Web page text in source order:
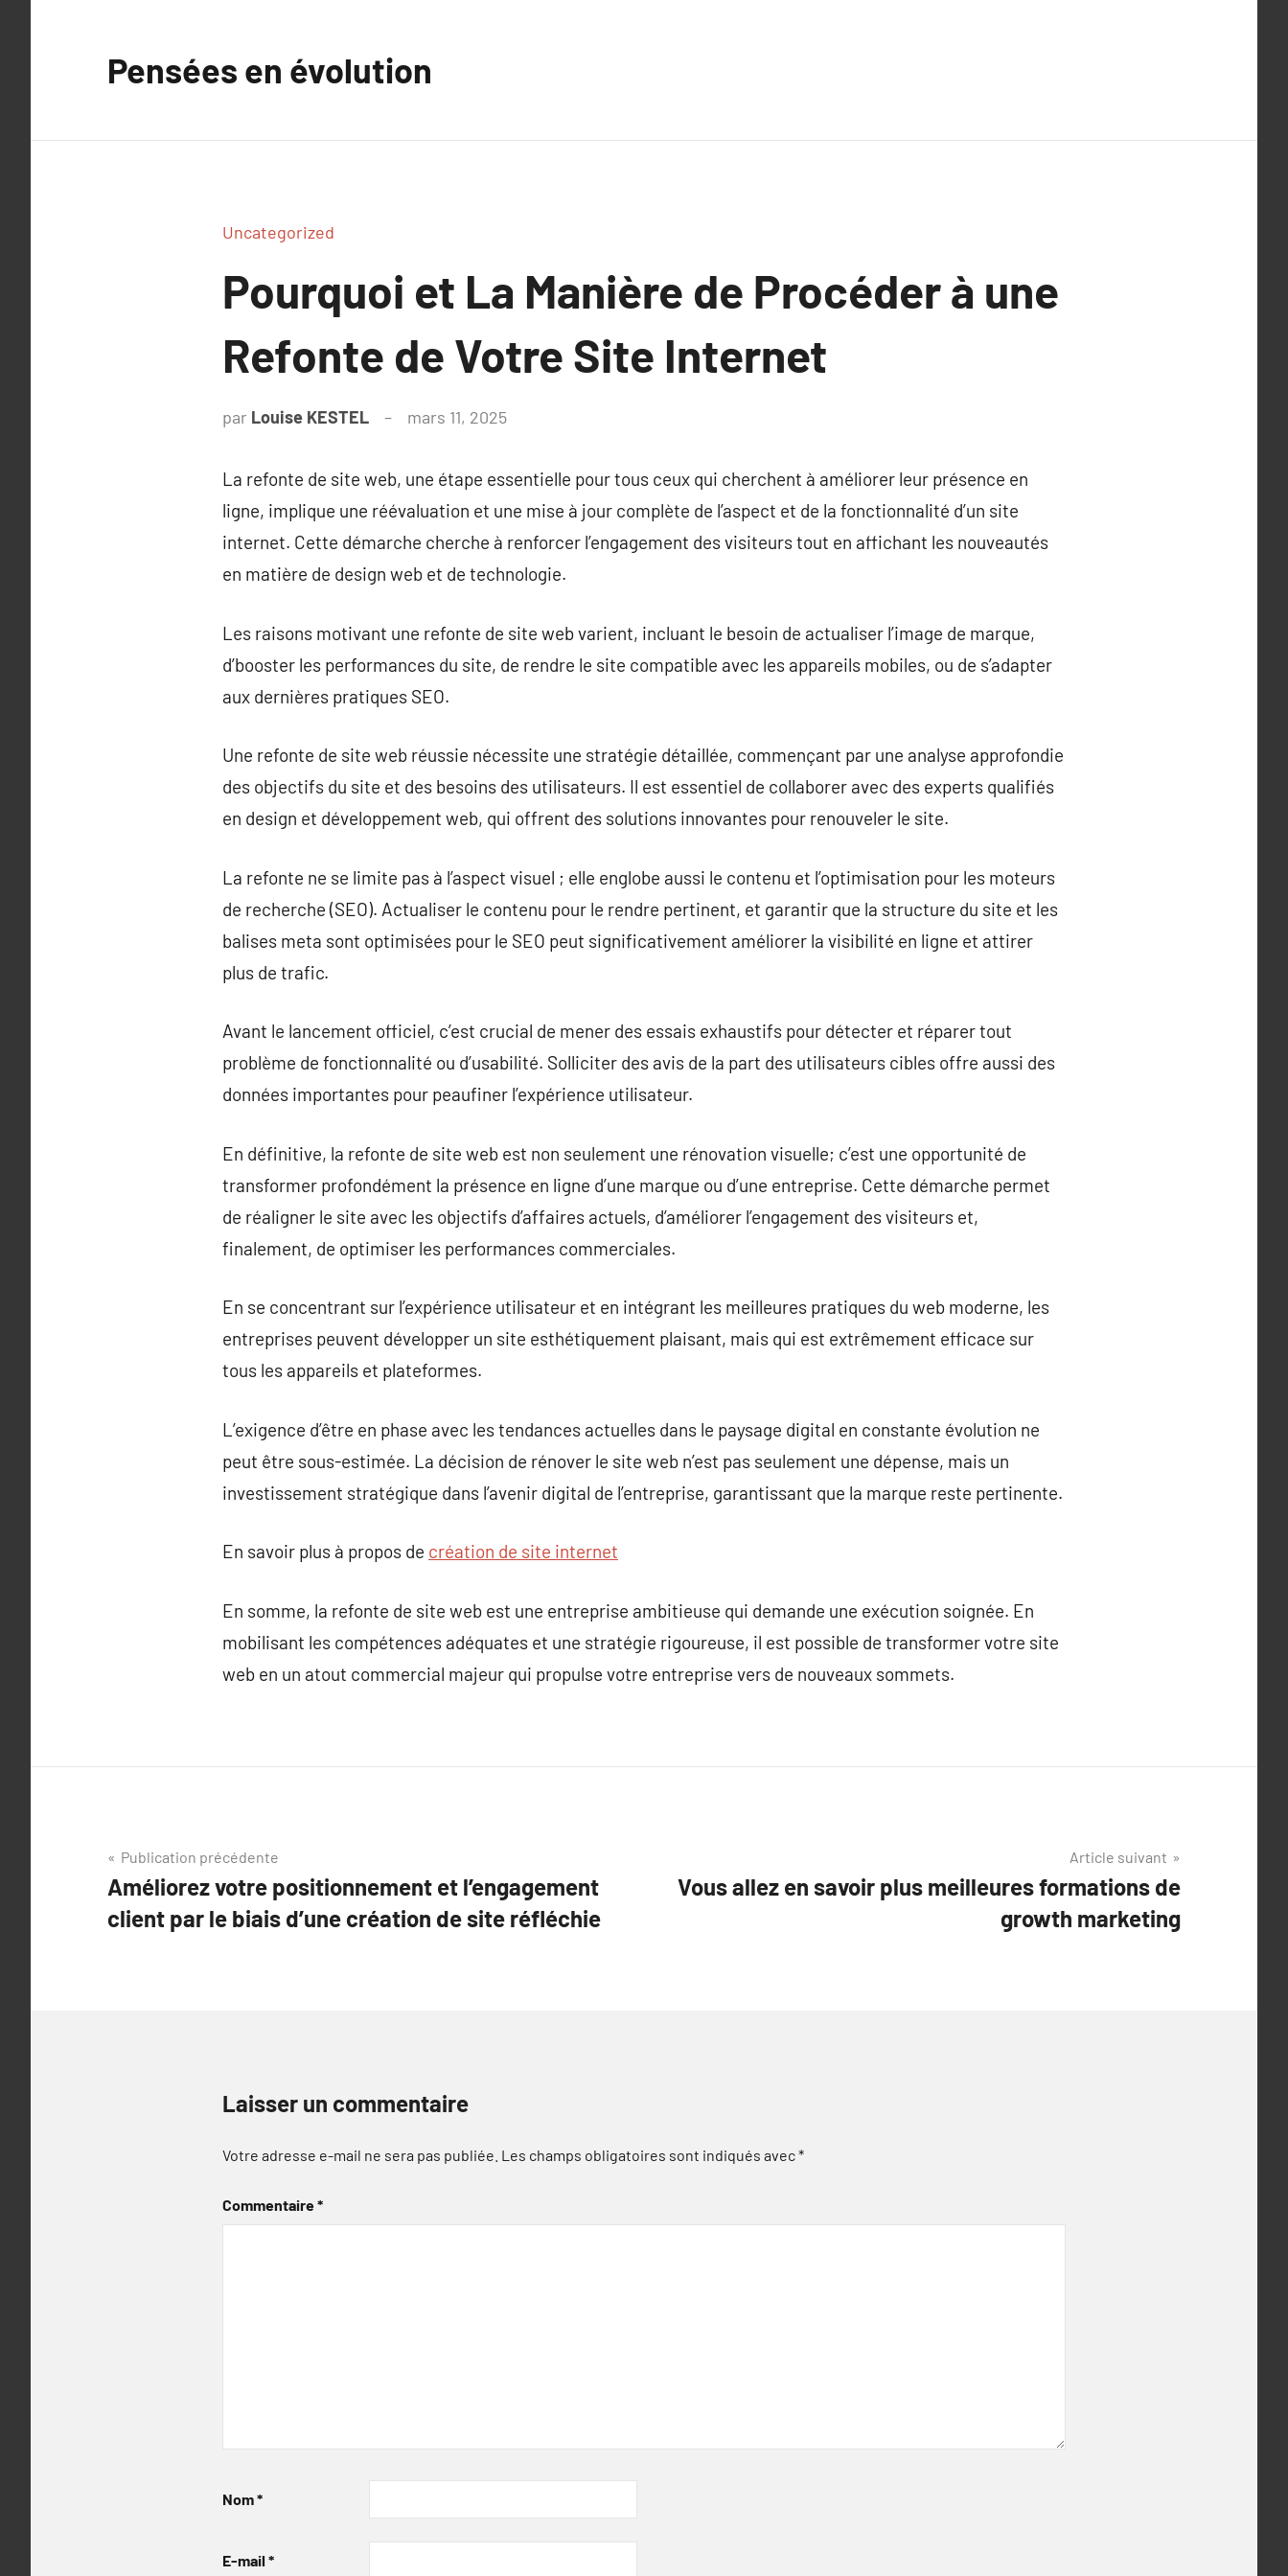
Pensées en évolution
Uncategorized
Pourquoi et La Manière de Procéder à une
Refonte de Votre Site Internet
par Louise KESTEL mars 11, 2025
La refonte de site web, une étape essentielle pour tous ceux qui cherchent à améliorer leur présence en
ligne, implique une réévaluation et une mise à jour complète de l’aspect et de la fonctionnalité d’un site
internet. Cette démarche cherche à renforcer l’engagement des visiteurs tout en affichant les nouveautés
en matière de design web et de technologie.
Les raisons motivant une refonte de site web varient, incluant le besoin de actualiser l’image de marque,
d’booster les performances du site, de rendre le site compatible avec les appareils mobiles, ou de s’adapter
aux dernières pratiques SEO.
Une refonte de site web réussie nécessite une stratégie détaillée, commençant par une analyse approfondie
des objectifs du site et des besoins des utilisateurs. Il est essentiel de collaborer avec des experts qualifiés
en design et développement web, qui offrent des solutions innovantes pour renouveler le site.
La refonte ne se limite pas à l’aspect visuel ; elle englobe aussi le contenu et l’optimisation pour les moteurs
de recherche (SEO). Actualiser le contenu pour le rendre pertinent, et garantir que la structure du site et les
balises meta sont optimisées pour le SEO peut significativement améliorer la visibilité en ligne et attirer
plus de trafic.
Avant le lancement officiel, c’est crucial de mener des essais exhaustifs pour détecter et réparer tout
problème de fonctionnalité ou d’usabilité. Solliciter des avis de la part des utilisateurs cibles offre aussi des
données importantes pour peaufiner l’expérience utilisateur.
En définitive, la refonte de site web est non seulement une rénovation visuelle; c’est une opportunité de
transformer profondément la présence en ligne d’une marque ou d’une entreprise. Cette démarche permet
de réaligner le site avec les objectifs d’affaires actuels, d’améliorer l’engagement des visiteurs et,
finalement, de optimiser les performances commerciales.
En se concentrant sur l’expérience utilisateur et en intégrant les meilleures pratiques du web moderne, les
entreprises peuvent développer un site esthétiquement plaisant, mais qui est extrêmement efficace sur
tous les appareils et plateformes.
L’exigence d’être en phase avec les tendances actuelles dans le paysage digital en constante évolution ne
peut être sous-estimée. La décision de rénover le site web n’est pas seulement une dépense, mais un
investissement stratégique dans l’avenir digital de l’entreprise, garantissant que la marque reste pertinente.
En savoir plus à propos de création de site internet
En somme, la refonte de site web est une entreprise ambitieuse qui demande une exécution soignée. En
mobilisant les compétences adéquates et une stratégie rigoureuse, il est possible de transformer votre site
web en un atout commercial majeur qui propulse votre entreprise vers de nouveaux sommets.
Navigation
de
l’article
Publication précédente
Améliorez votre positionnement et l’engagement
client par le biais d’une création de site réfléchie
Article suivant
Vous allez en savoir plus meilleures formations de
growth marketing
Laisser un commentaire
Votre adresse e-mail ne sera pas publiée. Les champs obligatoires sont indiqués avec*
Commentaire*
Nom*
E-mail *